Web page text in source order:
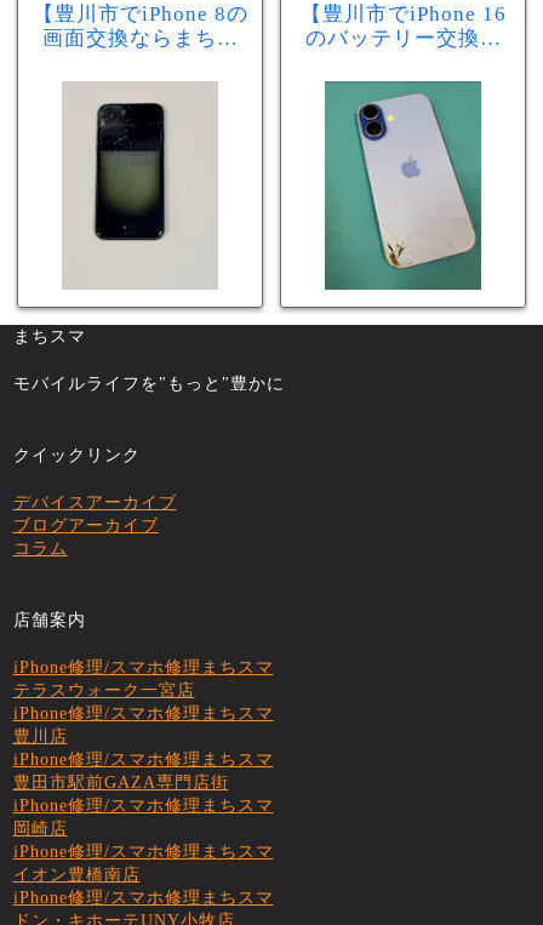
【豊川市でiPhone 8の
画面交換ならまちス
れ・液晶不良も当日
60分で修理可能！
【豊川市でiPhone 16
のバッテリー交換な
少し膨張したバッテ
リーも当日90分で安
心修理！
まちスマ
モバイルライフを"もっと"豊かに
クイックリンク
デバイスアーカイブ
ブログアーカイブ
コラム
店舗案内
iPhone修理/スマホ修理まちスマ
テラスウォーク一宮店
iPhone修理/スマホ修理まちスマ
豊川店
iPhone修理/スマホ修理まちスマ
豊田市駅前GAZA専門店街
iPhone修理/スマホ修理まちスマ
岡崎店
iPhone修理/スマホ修理まちスマ
イオン豊橋南店
iPhone修理/スマホ修理まちスマ
ドン・キホーテUNY小牧店